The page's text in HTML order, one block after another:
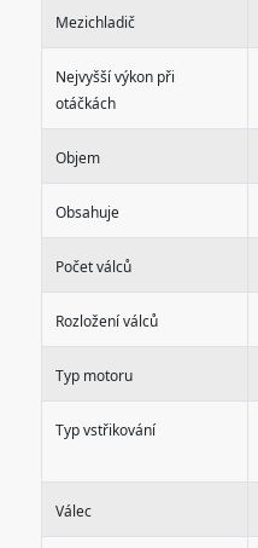
Mezichladič
Nejvyšší výkon při
otáčkách
Objem
Obsahuje
Počet válců
Rozložení válců
Typ motoru
Typ vstřikování
Válec